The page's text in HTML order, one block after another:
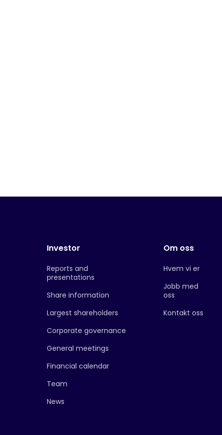
Investor
Reports and
presentations
Share information
Largest shareholders
Corporate governance
General meetings
Financial calendar
Team
News
Om oss
Hvem vi er
Jobb med
oss
Kontakt oss